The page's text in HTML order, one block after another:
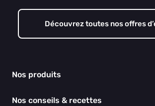
Découvrez toutes nos offres
Nos produits
Épicerie
Nos conseils & recettes